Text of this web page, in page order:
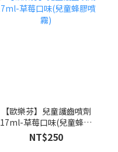
【歐樂芬】兒童護齒噴劑
17ml-草莓口味(兒童蜂膠
噴霧)
NT$250